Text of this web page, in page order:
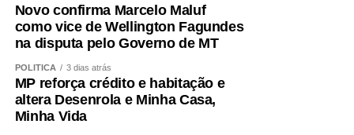
Novo confirma Marcelo Maluf
como vice de Wellington Fagundes
na disputa pelo Governo de MT
POLÍTICA 3 dias atrás
MP reforça crédito e habitação e
altera Desenrola e Minha Casa,
Minha Vida